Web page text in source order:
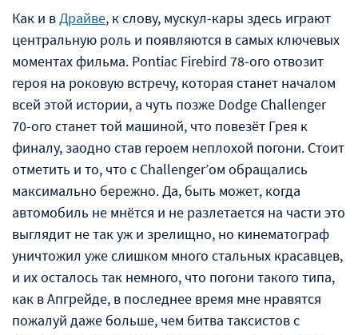
Как и вДрайве, к слову, мускул-кары здесь играют
центральную роль и появляются в самых ключевых
моментах фильма. Pontiac Firebird 78-ого отвозит
героя на роковую встречу, которая станет началом
всей этой истории, а чуть позже Dodge Challenger
70-ого станет той машиной, что повезёт Грея к
финалу, заодно став героем неплохой погони. Стоит
отметить и то, что с Challenger’ом обращались
максимально бережно. Да, быть может, когда
автомобиль не мнётся и не разлетается на части это
выглядит не так уж и зрелищно, но кинематограф
уничтожил уже слишком много стальных красавцев,
и их осталось так немного, что погони такого типа,
как в Апгрейде, в последнее время мне нравятся
пожалуй даже больше, чем битва таксистов с